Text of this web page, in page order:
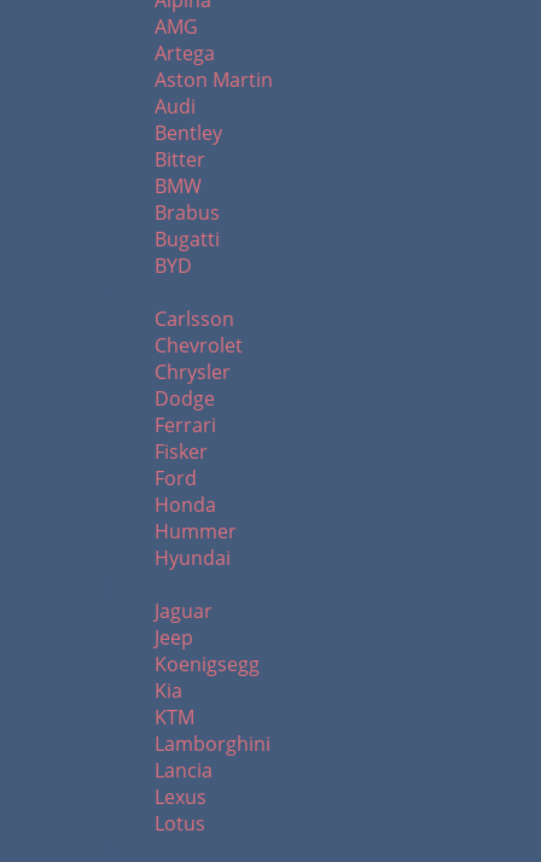
AMG
Artega
Aston Martin
Audi
Bentley
Bitter
BMW
Brabus
Bugatti
BYD
Carlsson
Chevrolet
Chrysler
Dodge
Ferrari
Fisker
Ford
Honda
Hummer
Hyundai
Jaguar
Jeep
Koenigsegg
Kia
KTM
Lamborghini
Lancia
Lexus
Lotus